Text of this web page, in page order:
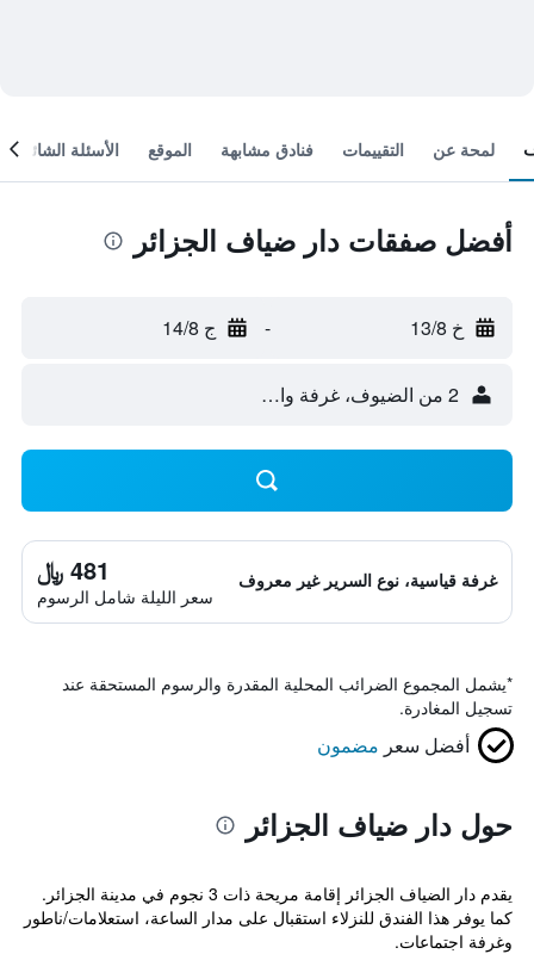
لمحة عن التقييمات فنادق مشابهة الموقع الأسئلة الشائعة
أفضل صفقات دار ضياف الجزائر
خ 13/8 - ج 14/8
2 من الضيوف، غرفة واحدة
غرفة قياسية، نوع السرير غير معروف 481 ﷼
سعر الليلة شامل الرسوم
*يشمل المجموع الضرائب المحلية المقدرة والرسوم المستحقة عند
تسجيل المغادرة.
أفضل سعر مضمون
حول دار ضياف الجزائر
يقدم دار الضياف الجزائر إقامة مريحة ذات 3 نجوم في مدينة الجزائر.
كما يوفر هذا الفندق للنزلاء استقبال على مدار الساعة، استعلامات/ناطور
وغرفة اجتماعات.